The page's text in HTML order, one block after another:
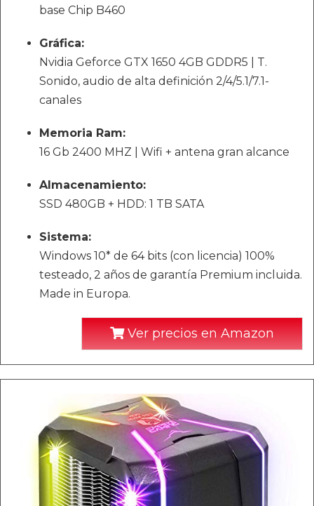
base Chip B460
Gráfica:
Nvidia Geforce GTX 1650 4GB GDDR5 | T.
Sonido, audio de alta definición 2/4/5.1/7.1-
canales
Memoria Ram:
16 Gb 2400 MHZ | Wifi + antena gran alcance
Almacenamiento:
SSD 480GB + HDD: 1 TB SATA
Sistema:
Windows 10* de 64 bits (con licencia) 100%
testeado, 2 años de garantía Premium incluida.
Made in Europa.
Ver precios en Amazon